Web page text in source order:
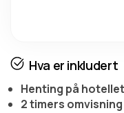
Hva er inkludert
Henting på hotellet
2 timers